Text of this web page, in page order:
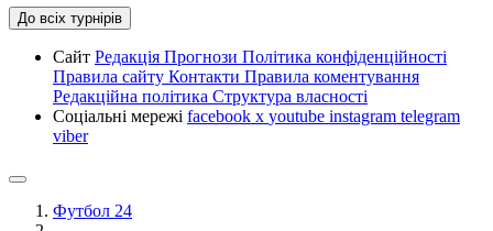
До всіх турнірів
Сайт Редакція Прогнози Політика конфіденційності
Правила сайту Контакти Правила коментування
Редакційна політика Структура власності
Соціальні мережі facebook x youtube instagram telegram
viber
Футбол 24